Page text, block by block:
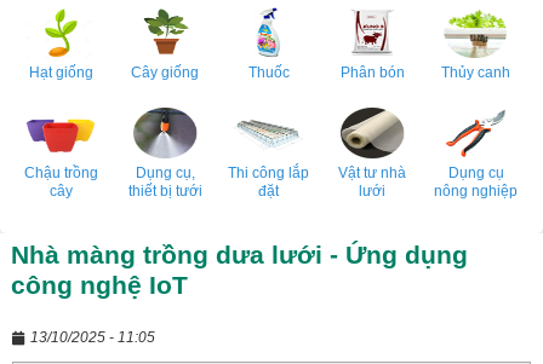
Hạt giống Cây giống Thuốc Phân bón Thủy canh
Chậu trồng
cây
Dụng cụ,
thiết bị tưới
Thi công lắp
đặt
Vật tư nhà
lưới
Dụng cụ
nông nghiệp
Nhà màng trồng dưa lưới - Ứng dụng
công nghệ IoT
13/10/2025 - 11:05